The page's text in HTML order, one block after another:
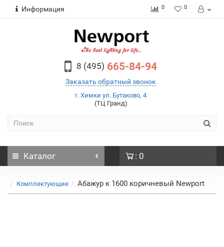
Информация 0 0
8 (495) 665-84-94
Заказать обратный звонок
г. Химки ул. Бутаково, 4
(ТЦ Гранд)
Каталог : 0
Комплектующие Абажур к 1600 коричневый Newport